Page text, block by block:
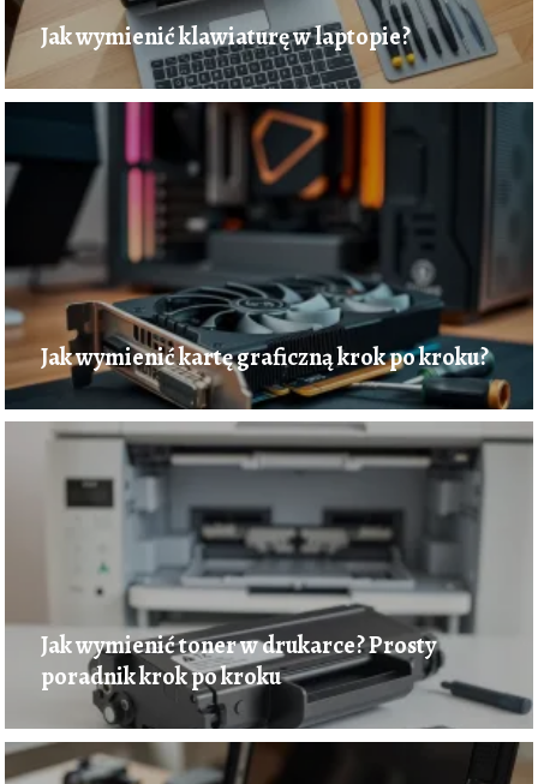
Jak wymienić klawiaturę w laptopie?
Jak wymienić kartę graficzną krok po kroku?
Jak wymienić toner w drukarce? Prosty
poradnik krok po kroku